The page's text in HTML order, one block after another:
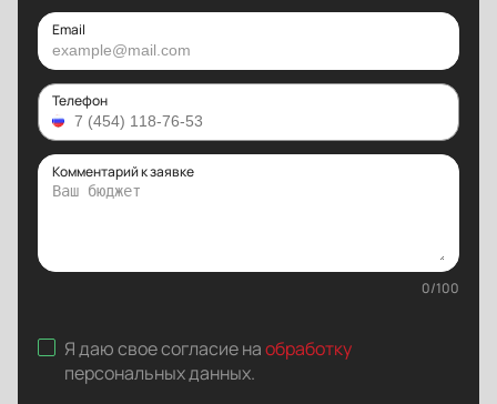
Email
Телефон
Комментарий к заявке
0/100
Я даю свое согласие наобработку
персональных данных.